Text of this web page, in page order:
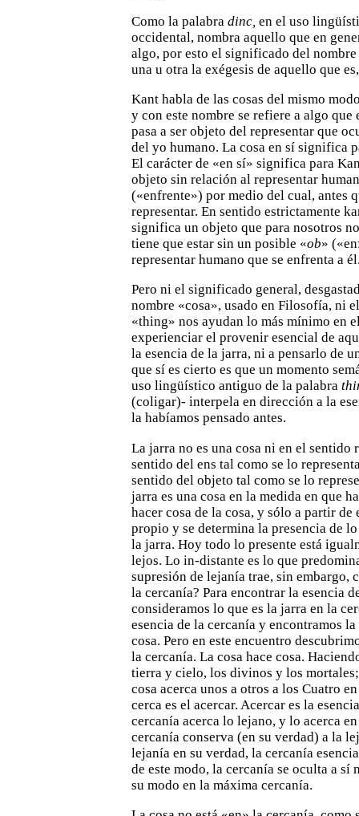
Como la palabra dinc, en el uso
occidental, nombra aquello que en
algo, por esto el significado del nombre
una u otra la exégesis de aquello que
Kant habla de las cosas del mismo
y con este nombre se refiere a algo que
pasa a ser objeto del representar que
del yo humano. La cosa en sí significa
El carácter de «en sí» significa para
objeto sin relación al representar
(«enfrente») por medio del cual, antes
representar. En sentido estrictamente
significa un objeto que para nosotros
tiene que estar sin un posible «ob»
representar humano que se enfrenta a
Pero ni el significado general,
nombre «cosa», usado en Filosofía, ni
«thing» nos ayudan lo más mínimo en
experienciar el provenir esencial de
la esencia de la jarra, ni a pensarlo de
que sí es cierto es que un momento
uso lingüístico antiguo de la palabra
(coligar)- interpela en dirección a la
la habíamos pensado antes.
La jarra no es una cosa ni en el sentido
sentido del ens tal como se lo
sentido del objeto tal como se lo
jarra es una cosa en la medida en que
hacer cosa de la cosa, y sólo a partir de
propio y se determina la presencia de
la jarra. Hoy todo lo presente está
lejos. Lo in-distante es lo que
supresión de lejanía trae, sin embargo,
la cercanía? Para encontrar la esencia
consideramos lo que es la jarra en la
esencia de la cercanía y encontramos la
cosa. Pero en este encuentro
la cercanía. La cosa hace cosa.
tierra y cielo, los divinos y los
cosa acerca unos a otros a los Cuatro en
cerca es el acercar. Acercar es la
cercanía acerca lo lejano, y lo acerca
cercanía conserva (en su verdad) a la
lejanía en su verdad, la cercanía
de este modo, la cercanía se oculta a sí
su modo en la máxima cercanía.